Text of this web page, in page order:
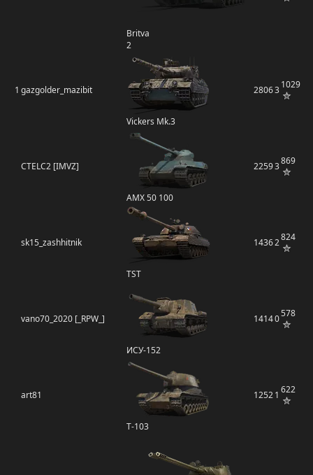
Britva
2
1 gazgolder_mazibit
Vickers Mk.3
280631029
CTELC2 [IMVZ]
AMX 50 100
22593869
sk15_zashhitnik
TST
14362824
vano70_2020 [_RPW_]
ИСУ-152
14140578
art81
Т-103
12521 622